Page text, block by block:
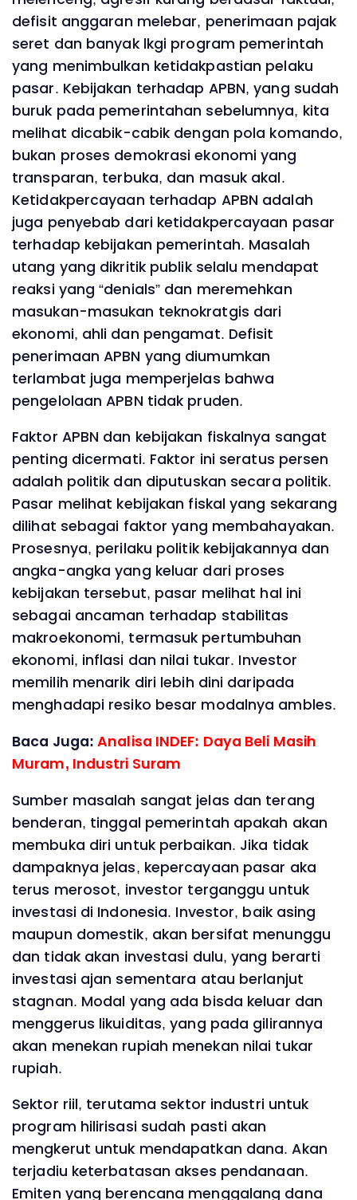
defisit anggaran melebar, penerimaan pajak
seret dan banyak lkgi program pemerintah
yang menimbulkan ketidakpastian pelaku
pasar. Kebijakan terhadap APBN, yang sudah
buruk pada pemerintahan sebelumnya, kita
melihat dicabik-cabik dengan pola komando,
bukan proses demokrasi ekonomi yang
transparan, terbuka, dan masuk akal.
Ketidakpercayaan terhadap APBN adalah
juga penyebab dari ketidakpercayaan pasar
terhadap kebijakan pemerintah. Masalah
utang yang dikritik publik selalu mendapat
reaksi yang “denials” dan meremehkan
masukan-masukan teknokratgis dari
ekonomi, ahli dan pengamat. Defisit
penerimaan APBN yang diumumkan
terlambat juga memperjelas bahwa
pengelolaan APBN tidak pruden.
Faktor APBN dan kebijakan fiskalnya sangat
penting dicermati. Faktor ini seratus persen
adalah politik dan diputuskan secara politik.
Pasar melihat kebijakan fiskal yang sekarang
dilihat sebagai faktor yang membahayakan.
Prosesnya, perilaku politik kebijakannya dan
angka-angka yang keluar dari proses
kebijakan tersebut, pasar melihat hal ini
sebagai ancaman terhadap stabilitas
makroekonomi, termasuk pertumbuhan
ekonomi, inflasi dan nilai tukar. Investor
memilih menarik diri lebih dini daripada
menghadapi resiko besar modalnya ambles.
Baca Juga:Analisa INDEF: Daya Beli Masih
Muram, Industri Suram
Sumber masalah sangat jelas dan terang
benderan, tinggal pemerintah apakah akan
membuka diri untuk perbaikan. Jika tidak
dampaknya jelas, kepercayaan pasar aka
terus merosot, investor terganggu untuk
investasi di Indonesia. Investor, baik asing
maupun domestik, akan bersifat menunggu
dan tidak akan investasi dulu, yang berarti
investasi ajan sementara atau berlanjut
stagnan. Modal yang ada bisda keluar dan
menggerus likuiditas, yang pada gilirannya
akan menekan rupiah menekan nilai tukar
rupiah.
Sektor riil, terutama sektor industri untuk
program hilirisasi sudah pasti akan
mengkerut untuk mendapatkan dana. Akan
terjadiu keterbatasan akses pendanaan.
Emiten yang berencana menggalang dana